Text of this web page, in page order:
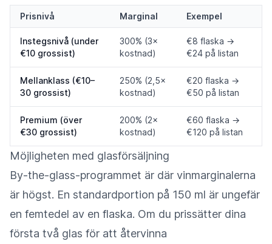
Prisnivå Marginal Exempel
Instegsnivå (under
€10 grossist)
300% (3×
kostnad)
€8 flaska →
€24 på listan
Mellanklass (€10–
30 grossist)
250% (2,5×
kostnad)
€20 flaska →
€50 på listan
Premium (över
€30 grossist)
200% (2×
kostnad)
€60 flaska →
€120 på listan
Möjligheten med glasförsäljning
By-the-glass-programmet är där vinmarginalerna
är högst. En standardportion på 150 ml är ungefär
en femtedel av en flaska. Om du prissätter dina
första två glas för att återvinna